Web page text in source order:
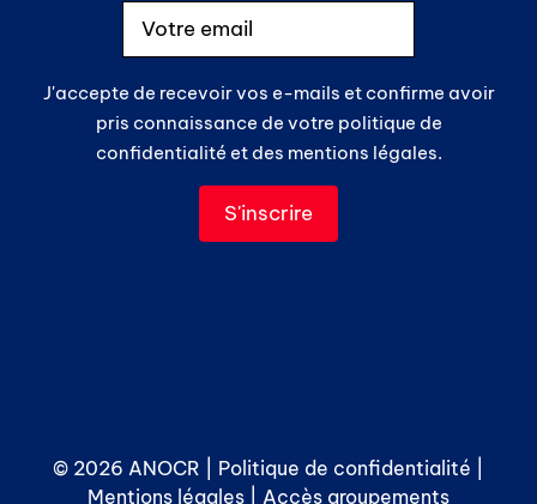
J'accepte de recevoir vos e-mails et confirme avoir
pris connaissance de votre politique de
confidentialité et des mentions légales.
© 2026 ANOCR | Politique de confidentialité
Mentions légales
Accès groupements